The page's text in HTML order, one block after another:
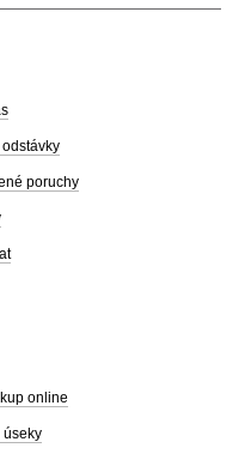
poruchy
online
úseky